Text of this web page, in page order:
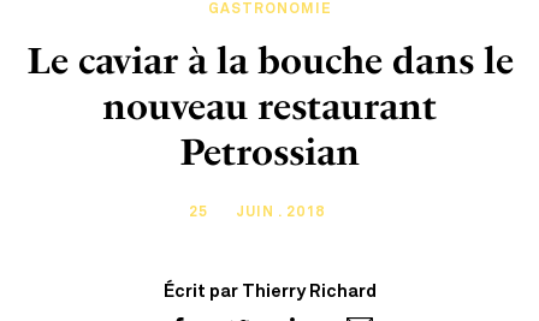
GASTRONOMIE
Le caviar à la bouche dans le
nouveau restaurant
Petrossian
25 JUIN . 2018
Écrit par Thierry Richard